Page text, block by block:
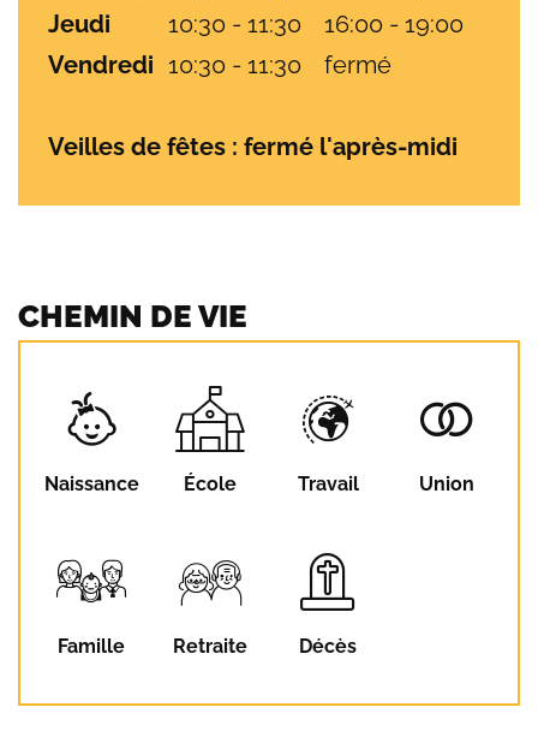
Jeudi
10:30 - 11:30
16:00 - 19:00
Vendredi 10:30 - 11:30 fermé
Veilles de fêtes : fermé l'après-midi
CHEMIN DE VIE
Naissance École Travail Union
Famille Retraite Décès